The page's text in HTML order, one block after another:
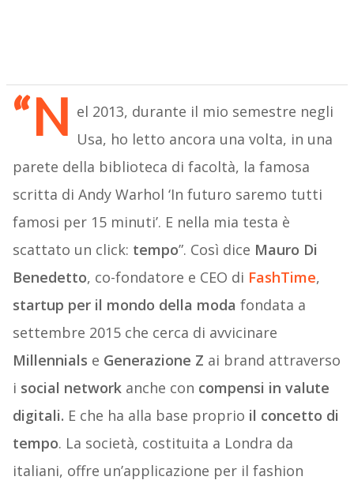
“N el 2013, durante il mio semestre negli
Usa, ho letto ancora una volta, in una
parete della biblioteca di facoltà, la famosa
scritta di Andy Warhol ‘In futuro saremo tutti
famosi per 15 minuti’. E nella mia testa è
scattato un click: tempo”. Così dice Mauro Di
Benedetto, co-fondatore e CEO di FashTime,
startup per il mondo della moda fondata a
settembre 2015 che cerca di avvicinare
Millennials e Generazione Z ai brand attraverso
i social networkanche con compensi in valute
digitali. E che ha alla base proprio il concetto di
tempo. La società, costituita a Londra da
italiani, offre un’applicazione per il fashion